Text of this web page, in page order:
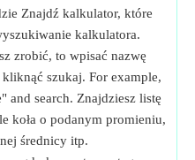
Znajdź kalkulator, które
kalkulatora.
zrobić, to wpisać nazwę
szukaj. For example,
and search. Znajdziesz listę
koła o podanym promieniu,
średnicy itp.